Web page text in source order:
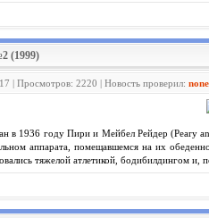
(1999)
| Просмотров: 2220 | Новость проверил: none
в 1936 году Пири и Мейбел Рейдер (Peary
аппарата, помещавшемся на их
тяжелой атлетикой, бодибилдингом и,